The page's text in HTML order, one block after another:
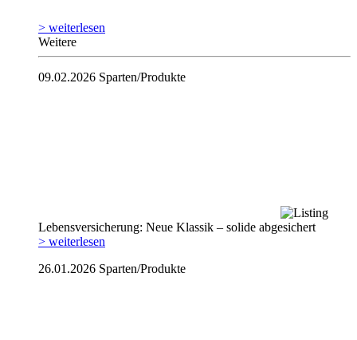
> weiterlesen
Weitere
09.02.2026 Sparten/Produkte
Lebensversicherung: Neue Klassik – solide abgesichert
> weiterlesen
26.01.2026 Sparten/Produkte